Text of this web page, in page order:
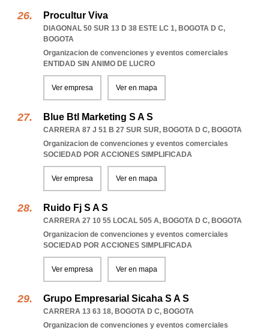
Procultur Viva
DIAGONAL 50 SUR 13 D 38 ESTE LC 1, BOGOTA D C,
BOGOTA
Organizacion de convenciones y eventos comerciales
ENTIDAD SIN ANIMO DE LUCRO
Ver empresa Ver en mapa
Blue Btl Marketing S A S
CARRERA 87 J 51 B 27 SUR SUR, BOGOTA D C, BOGOTA
Organizacion de convenciones y eventos comerciales
SOCIEDAD POR ACCIONES SIMPLIFICADA
Ver empresa Ver en mapa
Ruido Fj S A S
CARRERA 27 10 55 LOCAL 505 A, BOGOTA D C, BOGOTA
Organizacion de convenciones y eventos comerciales
SOCIEDAD POR ACCIONES SIMPLIFICADA
Ver empresa Ver en mapa
Grupo Empresarial Sicaha S A S
CARRERA 13 63 18, BOGOTA D C, BOGOTA
Organizacion de convenciones y eventos comerciales